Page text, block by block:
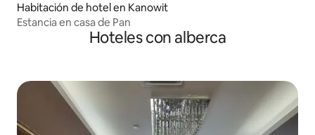
Habitación de hotel en Kanowit
Estancia en casa de Pan
Hoteles con alberca